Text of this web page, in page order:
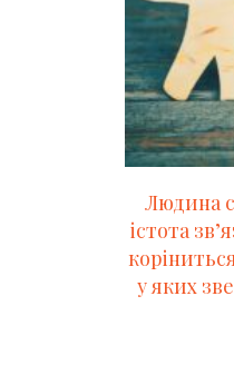
Людина
істота
у яких